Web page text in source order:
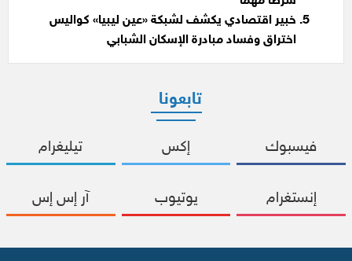
خبير اقتصادي يكشف لشبكة «عين ليبيا» كواليس
اختراق وفساد مبادرة الإسكان الشبابي
تابعونا
فيسبوك إكس تيليغرام
إنستغرام يوتيوب آر إس إس